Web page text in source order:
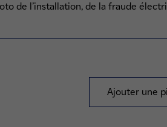
de l’installation, de la fraude
Ajouter une